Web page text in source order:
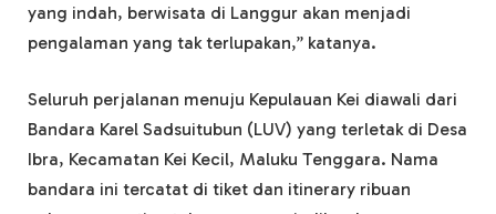
yang indah, berwisata di Langgur akan menjadi
pengalaman yang tak terlupakan,” katanya.
Seluruh perjalanan menuju Kepulauan Kei diawali dari
Bandara Karel Sadsuitubun (LUV) yang terletak di Desa
Ibra, Kecamatan Kei Kecil, Maluku Tenggara. Nama
bandara ini tercatat di tiket dan itinerary ribuan